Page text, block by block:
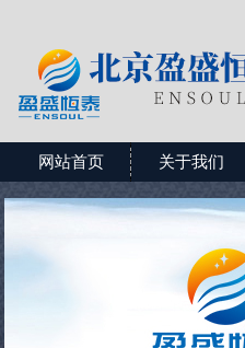
网站首页 关于我们